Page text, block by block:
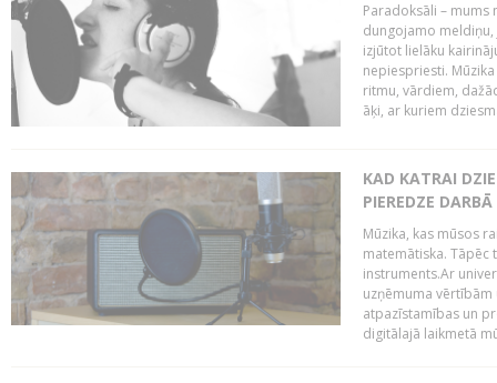
Paradoksāli – mums
dungojamo
izjūtot lielāku
nepiespriesti.
ritmu, vārdiem,
āķi, ar kuriem
KAD KATRAI
PIEREDZE
Mūzika, kas mūsos
matemātiska. Tāpēc
instruments.Ar
uzņēmuma
atpazīstamības un
digitālajā laikmetā